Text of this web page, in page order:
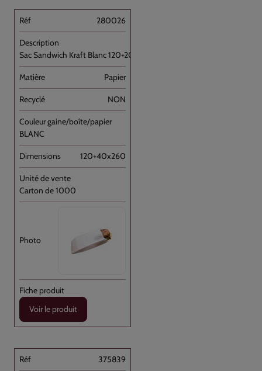
280026
Sac Sandwich Kraft Blanc 120+20+20x260 //1000
Papier
NON
BLANC
120+40x260
Carton de 1000
Voir le produit
375839